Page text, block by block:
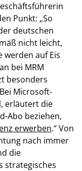
Punkt: „So
deutschen
nicht leicht,
werden auf Eis
bei MRM
besonders
Microsoft-
erläutert die
Abo beziehen,
erwerben.“ Von
nach immer
die
strategisches